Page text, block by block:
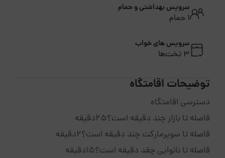
سرویس بهداشتی و حمام
1 حمام
سرویس های خواب
3 تخت‌ها
توضیحات اقامتگاه
دسترسی اقامتگاه
فاصله تا بازار چند دقیقه است؟25دقیقه
فاصله تا سوپرمارکت چند دقیقه است؟2دقیقه
فاصله تا نانوایی چقد دقیقه است؟15دقیقه